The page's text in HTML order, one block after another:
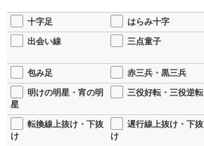
十字足 はらみ十字
出会い線
三点童子
包み足
赤三兵・黒三兵
明けの明星・宵の明
星
三役好転・三役逆転
転換線上抜け・下抜
け
遅行線上抜け・下抜
け